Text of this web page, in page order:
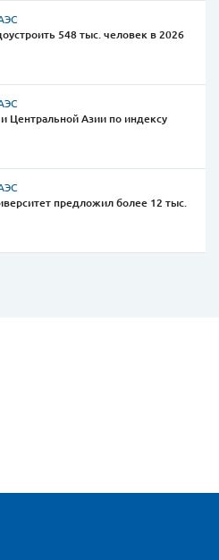
548 тыс. человек в 2026
Центральной Азии по индексу
предложил более 12 тыс.